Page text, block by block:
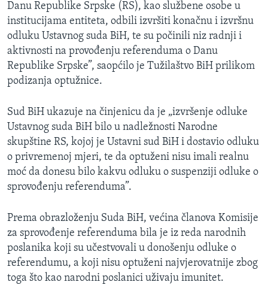
Danu Republike Srpske (RS), kao službene osobe u
institucijama entiteta, odbili izvršiti konačnu i izvršnu
odluku Ustavnog suda BiH, te su počinili niz radnji i
aktivnosti na provođenju referenduma o Danu
Republike Srpske”, saopćilo je Tužilaštvo BiH prilikom
podizanja optužnice.
Sud BiH ukazuje na činjenicu da je „izvršenje odluke
Ustavnog suda BiH bilo u nadležnosti Narodne
skupštine RS, kojoj je Ustavni sud BiH i dostavio odluku
o privremenoj mjeri, te da optuženi nisu imali realnu
moć da donesu bilo kakvu odluku o suspenziji odluke o
sprovođenju referenduma”.
Prema obrazloženju Suda BiH, većina članova Komisije
za sprovođenje referenduma bila je iz reda narodnih
poslanika koji su učestvovali u donošenju odluke o
referendumu, a koji nisu optuženi najvjerovatnije zbog
toga što kao narodni poslanici uživaju imunitet.